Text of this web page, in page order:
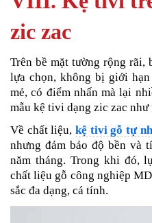
zic zac
Trên bề mặt tường rộng rãi,
lựa chọn, không bị giới
mẻ, có điểm nhấn mà lại
mẫu kệ tivi dạng zic zac như
Về chất liệu,kệ tivi gỗ tự
nhưng đảm bảo độ bền và
năm tháng. Trong khi đó,
chất liệu gỗ công nghiệp
sắc đa dạng, cá tính.